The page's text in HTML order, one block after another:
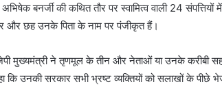
बनर्जी की कथित तौर पर स्वामित्व वाली 24
और छह उनके पिता के नाम पर पंजीकृत हैं।
मुख्यमंत्री ने तृणमूल के तीन और नेताओं या उनके करीबी
कि उनकी सरकार सभी भ्रष्ट व्यक्तियों को सलाखों के पीछे